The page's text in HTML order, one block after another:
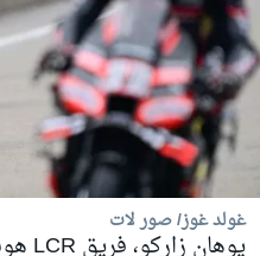
غولد غوز/ صور لات
يوهان زاركو، فريق LCR هوندا